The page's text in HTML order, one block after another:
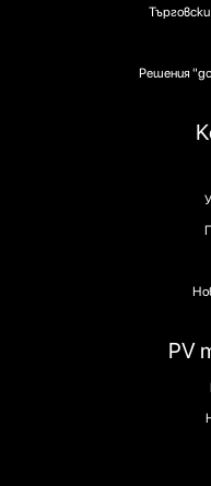
PV
Решения